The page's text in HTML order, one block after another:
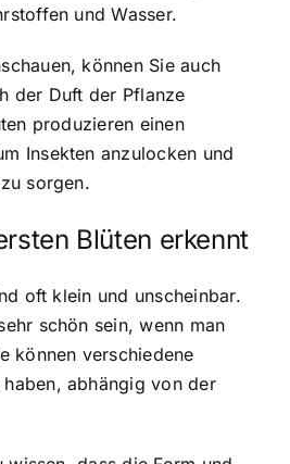
und Wasser.
können Sie auch
der Duft der Pflanze
produzieren einen
Insekten anzulocken und
sorgen.
Blüten erkennt
oft klein und unscheinbar.
schön sein, wenn man
können verschiedene
haben, abhängig von der